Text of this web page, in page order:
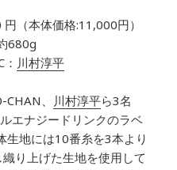
（本体価格:11,000円）
680g
川村淳平
CHAN、 川村淳平ら3名
エナジードリンクのラベ
生地には10番糸を3本より
り上げた生地を使用して